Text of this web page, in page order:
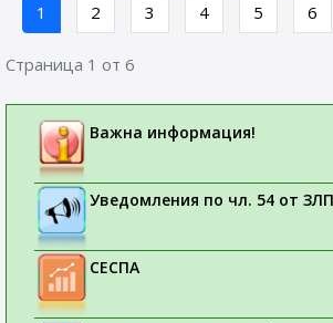
1 2 3 4 5 6
Страница 1 от 6
Важна информация!
Уведомления по чл. 54 от
СЕСПА